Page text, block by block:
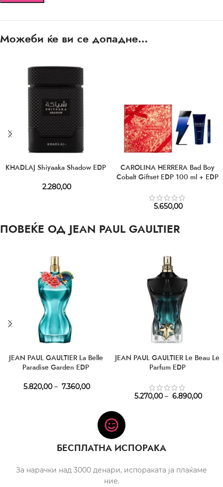
Можеби ќе ви се допадне…
KHADLAJ Shiyaaka Shadow EDP
2.280,00
CAROLINA HERRERA Bad Boy
Cobalt Giftset EDP 100 ml + EDP
5.650,00
ПОВЕЌЕ ОД JEAN PAUL GAULTIER
JEAN PAUL GAULTIER La Belle
Paradise Garden EDP
5.820,00 – 7.360,00
JEAN PAUL GAULTIER Le Beau Le
Parfum EDP
5.270,00 – 6.890,00
БЕСПЛАТНА ИСПОРАКА
За нарачки над 3000 денари, испораката ја плаќаме
ние.